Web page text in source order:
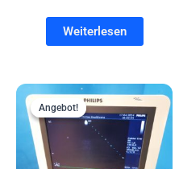
Weiterlesen
Angebot!
Angebot!
Preis
war:
2.222,00 €
ist: